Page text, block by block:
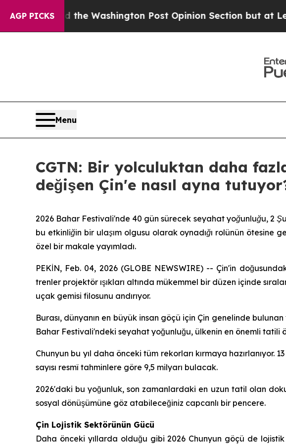
AGP PICKS
the Washington Post Opinion Section but at Least he's
Menu
CGTN: Bir yolculuktan daha
değişen Çin'e nasıl ayna
2026 Bahar Festivali'nde 40 gün sürecek seyahat yoğunluğu, 2
bu etkinliğin bir ulaşım olgusu olarak oynadığı rolünün ötesine
özel bir makale yayımladı.
PEKİN, Feb. 04, 2026 (GLOBE NEWSWIRE) -- Çin'in
trenler projektör ışıkları altında mükemmel bir düzen içinde
uçak gemisi filosunu andırıyor.
Burası, dünyanın en büyük insan göçü için Çin genelinde
Bahar Festivali'ndeki seyahat yoğunluğu, ülkenin en önemli tatili
Chunyun bu yıl daha önceki tüm rekorları kırmaya
sayısı resmî tahminlere göre 9,5 milyarı bulacak.
2026'daki bu yoğunluk, son zamanlardaki en uzun tatil olan
sosyal dönüşümüne göz atabileceğiniz capcanlı bir pencere.
Çin Lojistik Sektörünün Gücü
Daha önceki yıllarda olduğu gibi 2026 Chunyun göçü de